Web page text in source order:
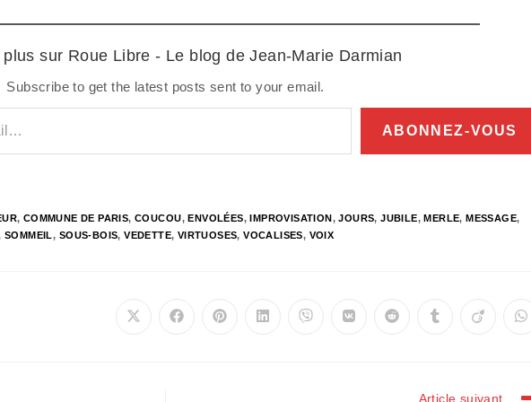
sur Roue Libre - Le blog de Jean-Marie Darmian
Subscribe to get the latest posts sent to your email.
ABONNEZ-VOUS
, COMMUNE DE PARIS, COUCOU, ENVOLÉES, IMPROVISATION, JOURS, JUBILE, MERLE, MESSAGE,
SOMMEIL, SOUS-BOIS, VEDETTE, VIRTUOSES, VOCALISES, VOIX
Ouvrir
Ouvrir
Ouvrir
Ouvrir
Ouvrir
Ouvrir
Ouvrir
Ouvrir
Ouvrir
Article suivant